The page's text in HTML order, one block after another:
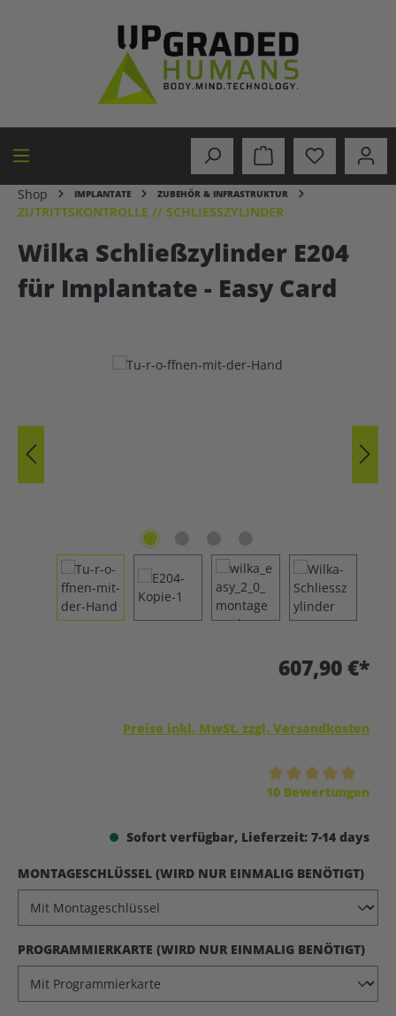
Shop IMPLANTATE ZUBEHÖR & INFRASTRUKTUR
ZUTRITTSKONTROLLE // SCHLIESSZYLINDER
Wilka Schließzylinder E204
für Implantate - Easy Card
Bildergalerie überspringen
607,90 €*
Preise inkl. MwSt. zzgl. Versandkosten
Durchschnittliche Bewertung von 5 von 5 Sternen
10 Bewertungen
Sofort verfügbar, Lieferzeit: 7-14 days
MONTAGESCHLÜSSEL (WIRD NUR EINMALIG BENÖTIGT)
PROGRAMMIERKARTE (WIRD NUR EINMALIG BENÖTIGT)